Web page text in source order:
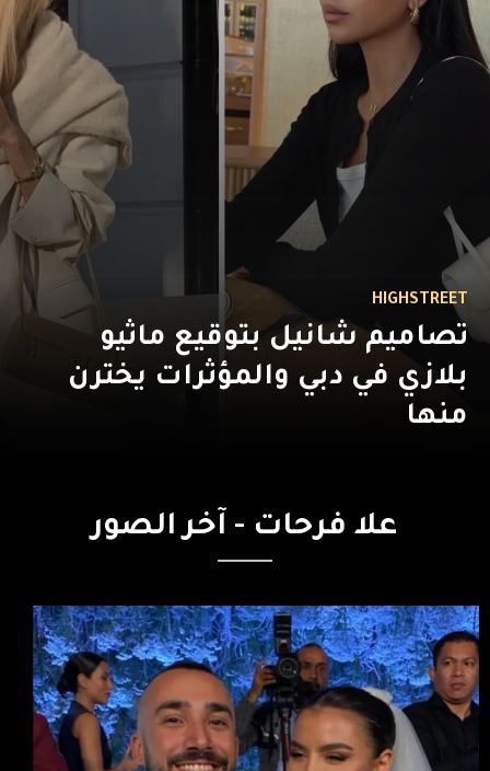
HIGHSTREET
تصاميم شانيل بتوقيع ماثيو
بلازي في دبي والمؤثرات يخترن
منها
علا فرحات آخر الصور